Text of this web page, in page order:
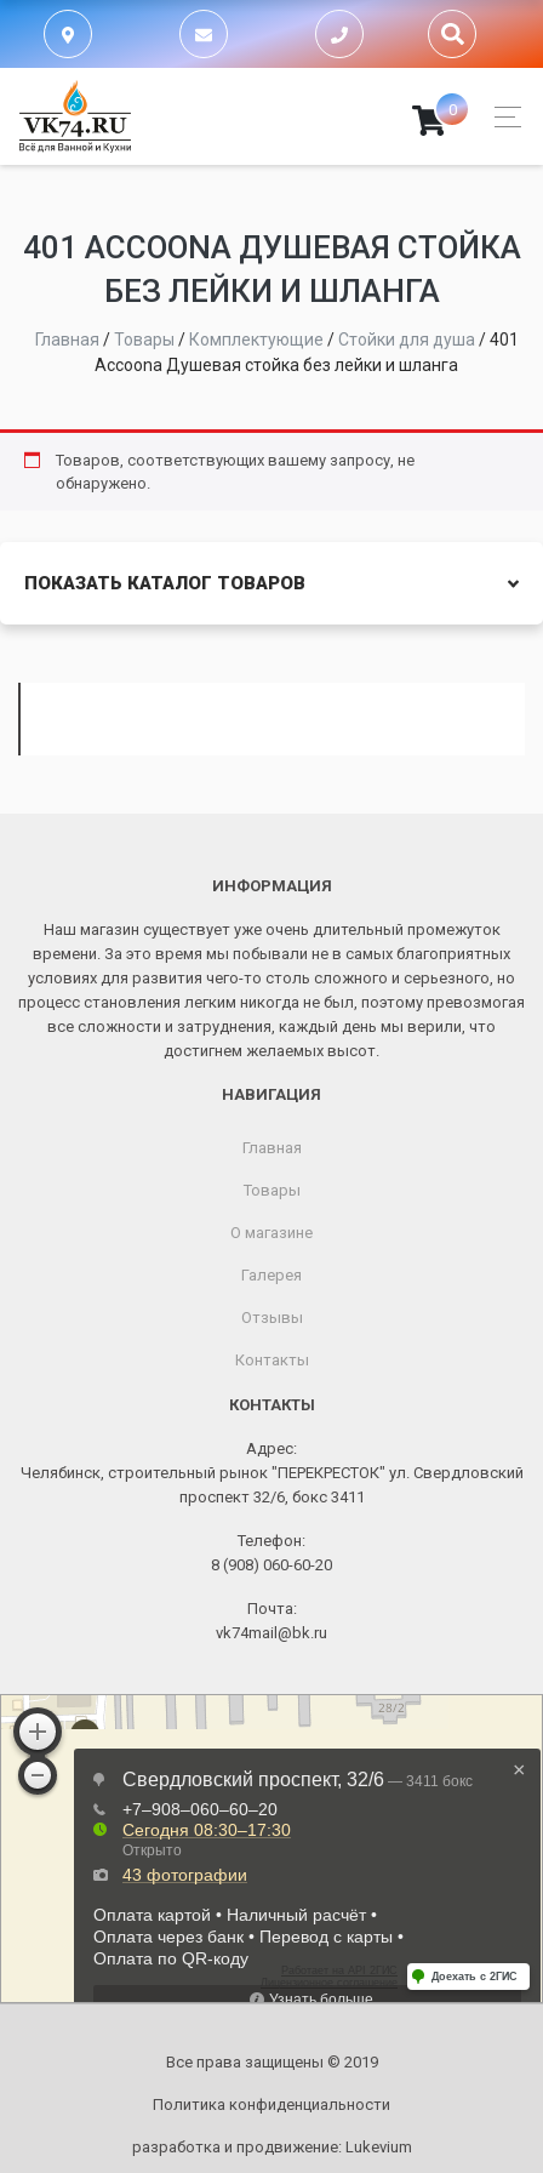
0
401 ACCOONA ДУШЕВАЯ СТОЙКА
БЕЗ ЛЕЙКИ И ШЛАНГА
Главная /Товары / Комплектующие /Стойки для душа /401
Accoona Душевая стойка без лейки и шланга
Товаров, соответствующих вашему запросу, не
обнаружено.
ПОКАЗАТЬ КАТАЛОГ ТОВАРОВ
ИНФОРМАЦИЯ
Наш магазин существует уже очень длительный промежуток
времени. За это время мы побывали не в самых благоприятных
условиях для развития чего-то столь сложного и серьезного, но
процесс становления легким никогда не был, поэтому превозмогая
все сложности и затруднения, каждый день мы верили, что
достигнем желаемых высот.
НАВИГАЦИЯ
Главная
Товары
О магазине
Галерея
Отзывы
Контакты
КОНТАКТЫ
Адрес:
Челябинск, строительный рынок "ПЕРЕКРЕСТОК" ул. Свердловский
проспект 32/6, бокс 3411
Телефон:
8 (908) 060-60-20
Почта:
vk74mail@bk.ru
Все права защищены © 2019
Политика конфиденциальности
разработка и продвижение: Lukevium